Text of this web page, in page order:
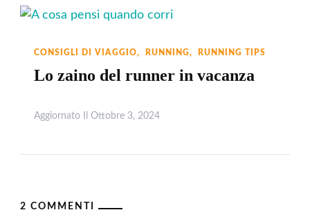
CONSIGLI DI VIAGGIO RUNNING RUNNING TIPS
Lo zaino del runner in vacanza
Aggiornato Il Ottobre 3, 2024
2 COMMENTI